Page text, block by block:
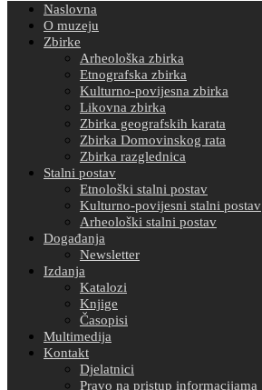
Naslovna
O muzeju
Zbirke
Arheološka zbirka
Etnografska zbirka
Kulturno-povijesna zbirka
Likovna zbirka
Zbirka geografskih karata
Zbirka Domovinskog rata
Zbirka razglednica
Stalni postav
Etnološki stalni postav
Kulturno-povijesni stalni postav
Arheološki stalni postav
Događanja
Newsletter
Izdanja
Katalozi
Knjige
Časopisi
Multimedija
Kontakt
Djelatnici
Pravo na pristup informacijama